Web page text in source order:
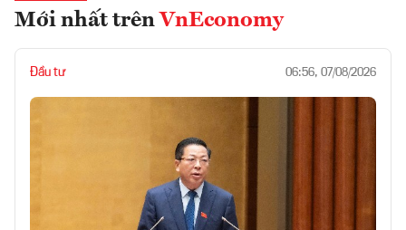
Mới nhất trên VnEconomy
Đầu tư 06:56, 07/08/2026